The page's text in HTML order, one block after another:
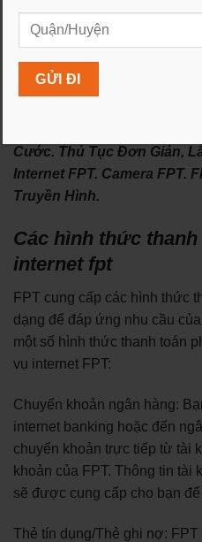
💥【HOT-Lắp Mạng FPT
Cước. Thủ Tục Đơn Giản,
Internet FPT. Camera FPT.
Truyền Hình.
Các hình thức
internet fpt
FPT cung cấp các hình thức
dạng để đáp ứng nhu cầu
một số hình thức thanh toán
vụ internet FPT:
Chuyển khoản ngân hàng:
internet banking hoặc đến
chuyển khoản trực tiếp từ tài
khoản của FPT. Thông tin tài
sẽ được cung cấp cho bạn
Thẻ tín dụng/Thẻ ghi nợ: